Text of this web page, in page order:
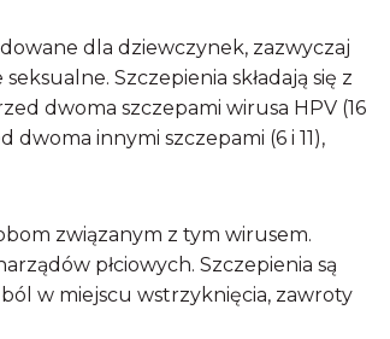
dla dziewczynek, zazwyczaj
Szczepienia składają się z
dwoma szczepami wirusa HPV (16
innymi szczepami (6 i 11),
związanym z tym wirusem.
płciowych. Szczepienia są
w miejscu wstrzyknięcia, zawroty